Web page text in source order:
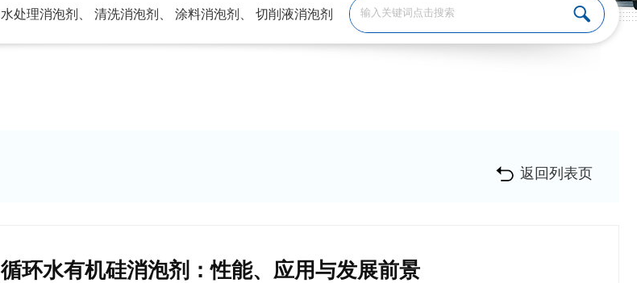
水处理消泡剂 清洗消泡剂 涂料消泡剂 切削液消泡剂
返回列表页
循环水有机硅消泡剂：性能、应用与发展前景